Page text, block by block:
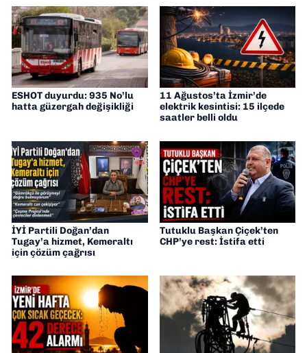
ESHOT duyurdu: 935 No’lu
hatta güzergah değişikliği
11 Ağustos’ta İzmir’de
elektrik kesintisi: 15 ilçede
saatler belli oldu
İYİ Partili Doğan’dan
Tugay’a hizmet, Kemeraltı
için çözüm çağrısı
Tutuklu Başkan Çiçek’ten
CHP’ye rest: İstifa etti